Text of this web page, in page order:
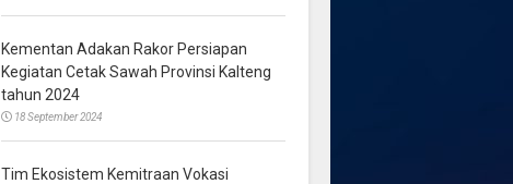
Kementan Adakan Rakor Persiapan
Kegiatan Cetak Sawah Provinsi Kalteng
tahun 2024
18 September 2024
Tim Ekosistem Kemitraan Vokasi